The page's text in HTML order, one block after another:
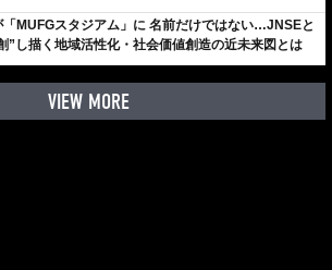
「MUFGスタジアム」に 名前だけではない…JNSEと
”し描く地域活性化・社会価値創造の近未来図とは
VIEW MORE